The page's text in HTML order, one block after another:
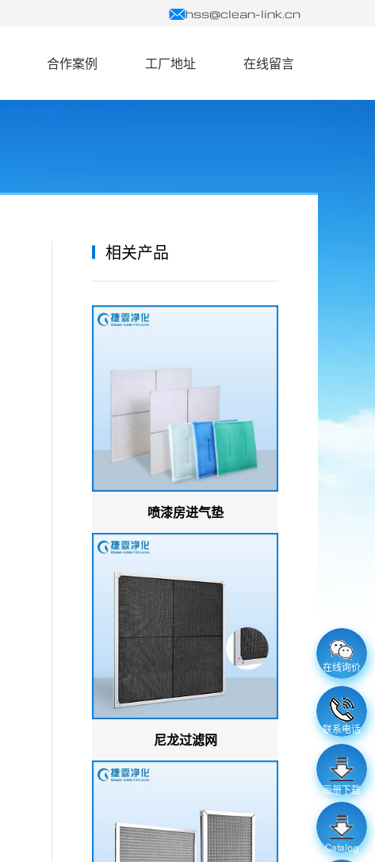
hss@clean-link.cn
合作案例 工厂地址 在线留言
在线询价
联系电话
画册下载
Catalog
相关产品
喷漆房进气垫
尼龙过滤网